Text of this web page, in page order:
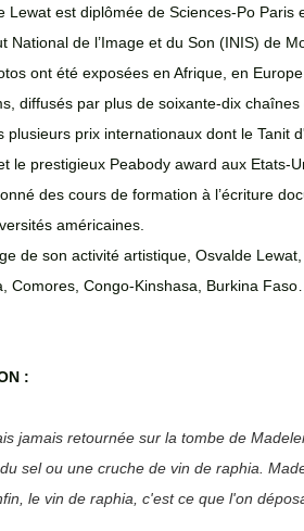
Lewat est diplômée de Sciences-Po
National de l’Image et du Son (INIS) de
ont été exposées en Afrique, en
diffusés par plus de soixante-dix
plusieurs prix internationaux dont le Tanit
le prestigieux Peabody award aux Etats-
des cours de formation à l’écriture
américaines.
de son activité artistique, Osvalde
Comores, Congo-Kinshasa, Burkina
:
jamais retournée sur la tombe de
sel ou une cruche de vin de raphia.
le vin de raphia, c'est ce que l'on